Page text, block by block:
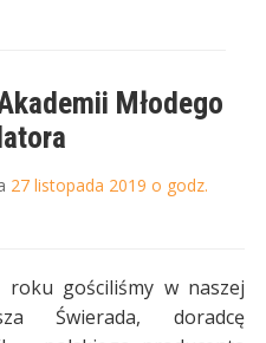
Młodego
27 listopada 2019 o godz.
gościliśmy w naszej
Świerada, doradcę